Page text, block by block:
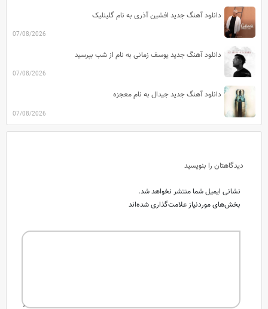
دانلود آهنگ جدید افشین آذری به نام گلینلیک
07/08/2026
دانلود آهنگ جدید یوسف زمانی به نام از شب بپرسید
07/08/2026
دانلود آهنگ جدید جیدال به نام معجزه
07/08/2026
دیدگاهتان را بنویسید
نشانی ایمیل شما منتشر نخواهد شد.
بخش‌های موردنیاز علامت‌گذاری شده‌اند